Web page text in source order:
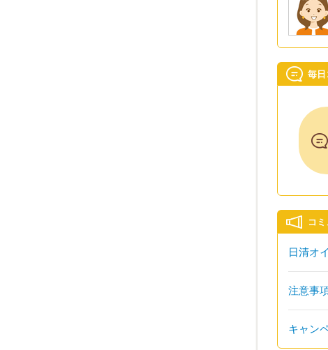
毎日
コ
日清オ
注意事
キャン